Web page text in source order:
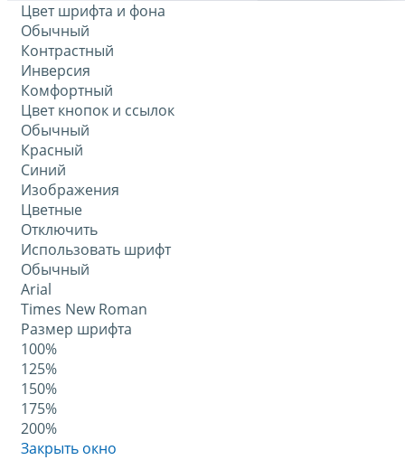
Цвет шрифта и фона
Обычный
Контрастный
Инверсия
Комфортный
Цвет кнопок и ссылок
Обычный
Красный
Синий
Изображения
Цветные
Отключить
Использовать шрифт
Обычный
Arial
Times New Roman
Размер шрифта
100%
125%
150%
175%
200%
Закрыть окно